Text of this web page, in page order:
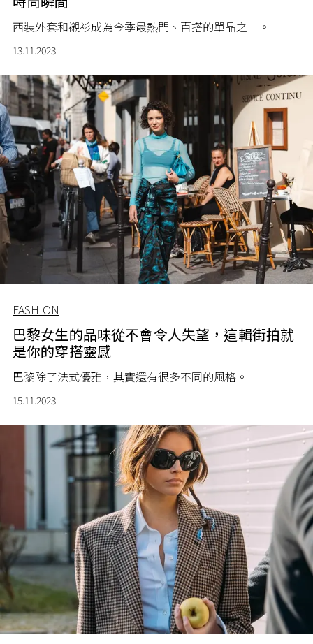
西裝外套和襯衫成為今季最熱門、百搭的單品之一。
13.11.2023
FASHION
巴黎女生的品味從不會令人失望，這輯街拍就
是你的穿搭靈感
巴黎除了法式優雅，其實還有很多不同的風格。
15.11.2023